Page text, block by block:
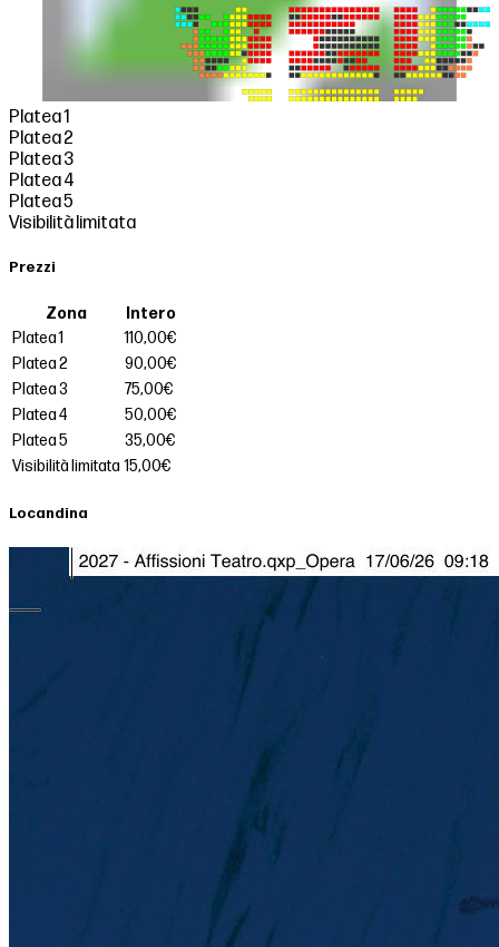
Platea 1
Platea 2
Platea 3
Platea 4
Platea 5
Visibilità limitata
Prezzi
Zona
Intero
Platea 1
110,00€
Platea 2
90,00€
Platea 3
75,00€
Platea 4
50,00€
Platea 5
35,00€
Visibilità limitata 15,00€
Locandina